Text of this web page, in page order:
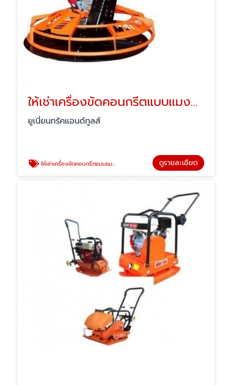
ให้เช่าเครื่องขัดคอนกรีตแบบแมงปอ-ปทุมธานี
ยูเนี่ยนทรัคแอนด์ทูลส์
ให้เช่าเครื่องขัดคอนกรีตแบบแมงปอ ดูรายละเอียด